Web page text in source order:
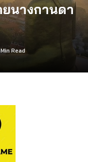
นางกานดา
Min Read